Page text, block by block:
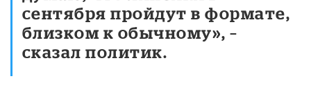
сентября пройдут в формате,
близком к обычному», –
сказал политик.